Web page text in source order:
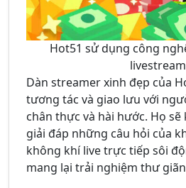
Hot51 sử dụng công
livestream
Dàn streamer xinh đẹp của
tương tác và giao lưu với
chân thực và hài hước. Họ
giải đáp những câu hỏi của
không khí live trực tiếp sôi
mang lại trải nghiệm thư